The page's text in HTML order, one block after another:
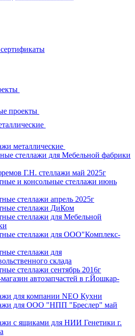
проекты
металлические
стеллажи для Мебельной фабрики
Г.Н. стеллажи май 2025г
и консольные стеллажи июнь
стеллажи апрель 2025г
стеллажи ДиКом
стеллажи для Мебельной
стеллажи для ООО"Комплекс-
стеллажи для
склада
стеллажи сентябрь 2016г
автозапчастей в г.Йошкар-
для компании NEO Кухни
для ООО "НПП "Бреслер" май
с ящиками для НИИ Генетики г.